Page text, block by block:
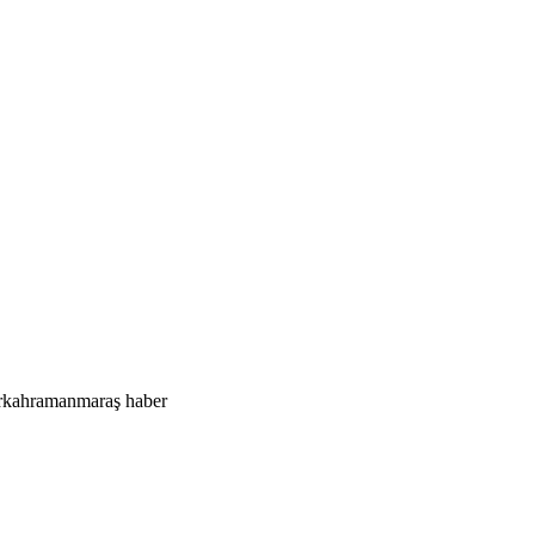
kahramanmaraş haber